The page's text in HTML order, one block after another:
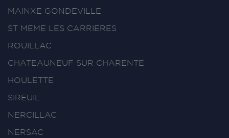
MAINXE GONDEVILLE
ST MEME LES CARRIERES
ROUILLAC
CHATEAUNEUF SUR CHARENTE
HOULETTE
SIREUIL
NERCILLAC
NERSAC